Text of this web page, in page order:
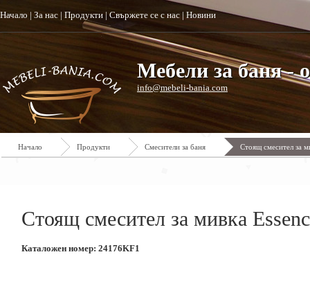
Начало | За нас | Продукти | Свържете се с нас | Новини
Мебели за баня -
info@mebeli-bania.com
Начало Продукти Смесители за баня Стоящ смесител за
Стоящ смесител за мивка
Каталожен номер: 24176KF1